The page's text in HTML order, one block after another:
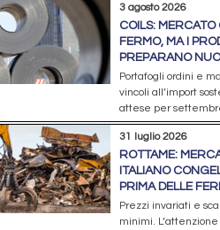
3 agosto 2026
COILS: MERCATO
FERMO, MA I
PREPARANO
Portafogli ordini e
vincoli all’import
attese per
31 luglio 2026
ROTTAME:
ITALIANO
PRIMA DELLE
Prezzi invariati e
minimi. L’attenzione